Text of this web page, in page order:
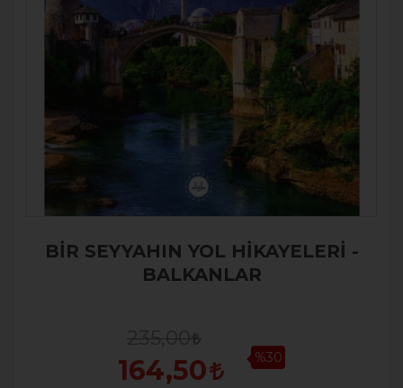
BİR SEYYAHIN YOL HİKAYELERİ -
BALKANLAR
235,00
164,50 %30